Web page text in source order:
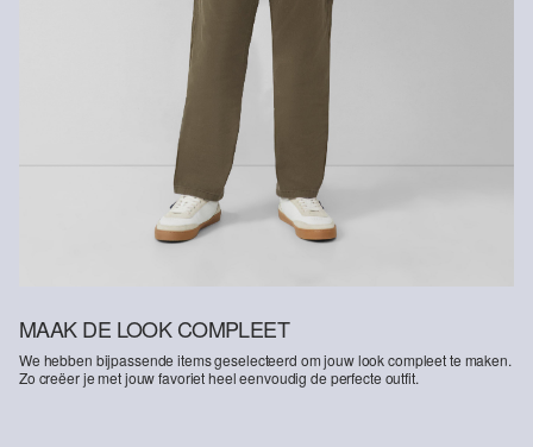
Biologisch katoen: Dit product bevat biologisch katoen. In de
biologische landbouw worden geen chemische meststoffen en
pesticiden gebruikt. Zo ondersteunen we de gezondheid van de
bodem en helpen we het waterverbruik te verminderen.
MAAK DE LOOK COMPLEET
We hebben bijpassende items geselecteerd om jouw look compleet te maken.
Zo creëer je met jouw favoriet heel eenvoudig de perfecte outfit.